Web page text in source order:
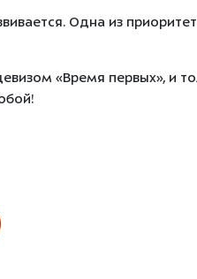
Одна из
«Время первых», и